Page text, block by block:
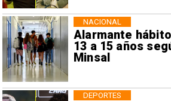
Alarmante
13 a 15 años
Minsal
NACIONAL
DEPORTES